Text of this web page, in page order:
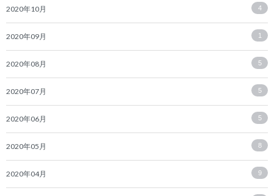
2020年10月 4
2020年09月 1
2020年08月 5
2020年07月 5
2020年06月 5
2020年05月 8
2020年04月 9